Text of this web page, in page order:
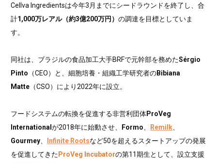
Cellva Ingredientsは今年3月までにシードラウンドを終了し、合
計1,000万レアル（約3億200万円）の調達を目標としていま
す。
同社は、ブラジルの食品加工大手BRFで元幹部を務めたSérgio
Pinto （CEO）と、細胞培養・組織工学研究者のBibiana
Matte （CSO）により2022年に設立。
フードシステムの転換を促進する非営利団体ProVeg
Internationalが2018年に始動させ、 Formo Remilk
Gourmey
Infinite Rootsなど50を超えるスタートアップの発展
を促進してきた ProVeg Incubatorの第11期生として、設立支援